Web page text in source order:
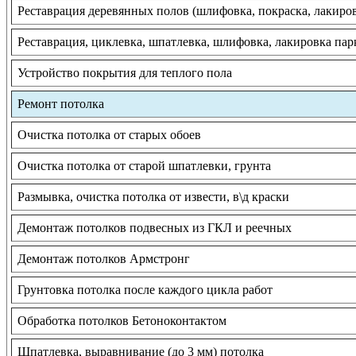
Реставрация деревянных полов (шлифовка, покраска,
Реставрация, циклевка, шпатлевка, шлифовка, лакировка
Устройство покрытия для теплого пола
Ремонт потолка
Очистка потолка от старых обоев
Очистка потолка от старой шпатлевки, грунта
Размывка, очистка потолка от извести, в\д краски
Демонтаж потолков подвесных из ГКЛ и реечных
Демонтаж потолков Армстронг
Грунтовка потолка после каждого цикла работ
Обработка потолков Бетоноконтактом
Шпатлевка, выравнивание (до 3 мм) потолка